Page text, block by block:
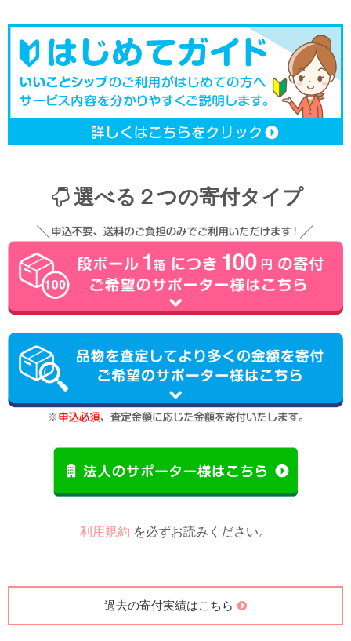
選べる２つの寄付タイプ
利用規約 を必ずお読みください。
過去の寄付実績はこちら